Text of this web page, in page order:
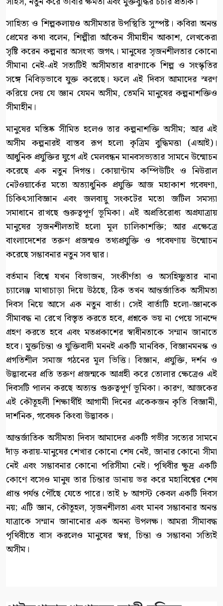
সাহিত্য ও শিল্পকলায়ও অসীমতার উপস্থিতি সুস্পষ্ট। কবিরা অনন্ত
প্রেমের কথা বলেন, শিল্পীরা আঁকেন সীমাহীন আকাশ, লেখকেরা
সৃষ্টি করেন কল্পনার অসংখ্য জগৎ। মানুষের সৃজনশীলতার কোনো
সীমানা নেই-এই সত্যটিই অসীমতার ধারণাকে শিল্প ও সংস্কৃতির
সঙ্গে নিবিড়ভাবে যুক্ত করেছে। ফলে এই দিবস আমাদের স্মরণ
করিয়ে দেয় যে জ্ঞান যেমন অসীম, তেমনি মানুষের কল্পনাশক্তিও
সীমাহীন।
মানুষের মস্তিষ্ক সীমিত হলেও তার কল্পনাশক্তি অসীম; আর এই
অসীম কল্পনারই বাস্তব রূপ হলো কৃত্রিম বুদ্ধিমত্তা (এআই)।
আধুনিক প্রযুক্তির যুগে এই মেলবন্ধন মানবসভ্যতার সামনে উন্মোচন
করেছে এক নতুন দিগন্ত। কোয়ান্টাম কম্পিউটিং ও নিউরাল
নেটওয়ার্কের মতো অত্যাধুনিক প্রযুক্তি আজ মহাকাশ গবেষণা,
চিকিৎসাবিজ্ঞান এবং জলবায়ু সংকটের মতো জটিল সমস্যা
সমাধানে রাখছে গুরুত্বপূর্ণ ভূমিকা। এই অপ্রতিরোধ্য অগ্রযাত্রায়
মানুষের সৃজনশীলতাই হলো মূল চালিকাশক্তি; আর এক্ষেত্রে
বাংলাদেশের তরুণ প্রজন্মও তথ্যপ্রযুক্তি ও গবেষণায় উন্মোচন
করেছে সম্ভাবনার নতুন সব দ্বার।
বর্তমান বিশ্বে যখন বিভাজন, সংকীর্ণতা ও অসহিষ্ণুতার নানা
চ্যালেঞ্জ মাথাচাড়া দিয়ে উঠছে, ঠিক তখন আন্তর্জাতিক অসীমতা
দিবস নিয়ে আসে এক নতুন বার্তা। সেই বার্তাটি হলো-জ্ঞানকে
সীমাবদ্ধ না রেখে বিস্তৃত করতে হবে, প্রশ্নকে ভয় না পেয়ে সানন্দে
গ্রহণ করতে হবে এবং মতপ্রকাশের স্বাধীনতাকে সম্মান জানাতে
হবে। মুক্তচিন্তা ও যুক্তিবাদী মননই একটি মানবিক, বিজ্ঞানমনস্ক ও
প্রগতিশীল সমাজ গঠনের মূল ভিত্তি। বিজ্ঞান, প্রযুক্তি, দর্শন ও
উদ্ভাবনের প্রতি তরুণ প্রজন্মকে আগ্রহী করে তোলার ক্ষেত্রেও এই
দিবসটি পালন করছে অত্যন্ত গুরুত্বপূর্ণ ভূমিকা। কারণ, আজকের
এই কৌতূহলী শিক্ষার্থীই আগামী দিনের একেকজন কৃতি বিজ্ঞানী,
দার্শনিক, গবেষক কিংবা উদ্ভাবক।
আন্তর্জাতিক অসীমতা দিবস আমাদের একটি গভীর সত্যের সামনে
দাঁড় করায়-মানুষের শেখার কোনো শেষ নেই, জানার কোনো সীমা
নেই এবং সম্ভাবনার কোনো পরিসীমা নেই। পৃথিবীর ক্ষুদ্র একটি
কোণে বসেও মানুষ তার চিন্তার ডানায় ভর করে মহাবিশ্বের শেষ
প্রান্ত পর্যন্ত পৌঁছে যেতে পারে। তাই ৮ আগস্ট কেবল একটি দিবস
নয়; এটি জ্ঞান, কৌতূহল, সৃজনশীলতা এবং মানব সম্ভাবনার অনন্ত
যাত্রাকে সম্মান জানানোর এক অনন্য উপলক্ষ। আমরা সীমাবদ্ধ
পৃথিবীতে বাস করলেও মানুষের স্বপ্ন, চিন্তা ও সম্ভাবনা সত্যিই
অসীম।